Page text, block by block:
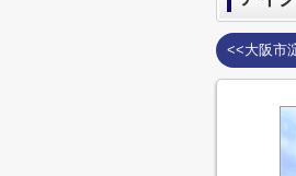
<<大阪市